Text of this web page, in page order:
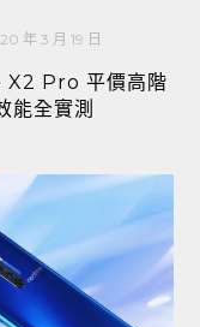
年 3 月 19 日
X2 Pro 平價高階
能全實測